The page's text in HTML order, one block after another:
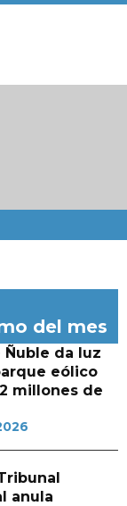
del mes
Ñuble da luz
eólico
millones de
anula